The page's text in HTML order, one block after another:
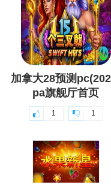
加拿大28预测
pa旗舰厅首页
1 1